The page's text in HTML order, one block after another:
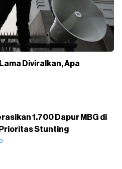
Diviralkan, Apa
1.700 Dapur MBG di
Stunting